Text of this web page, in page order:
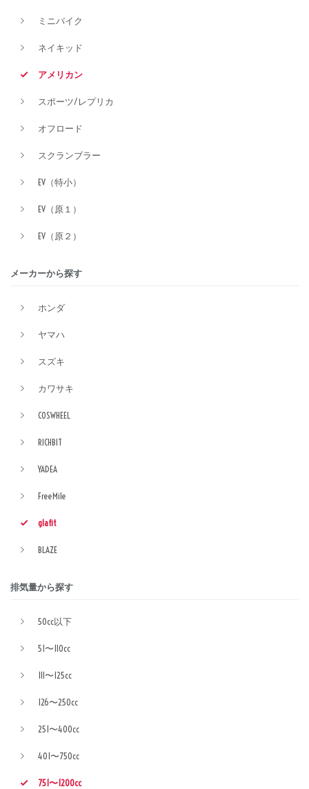
ミニバイク
ネイキッド
アメリカン
スポーツ/レプリカ
オフロード
スクランブラー
EV（特小）
EV（原１）
EV（原２）
メーカーから探す
ホンダ
ヤマハ
スズキ
カワサキ
COSWHEEL
RICHBIT
YADEA
FreeMile
glafit
BLAZE
排気量から探す
50cc以下
51〜110cc
111〜125cc
126〜250cc
251〜400cc
401〜750cc
751〜1200cc
価格